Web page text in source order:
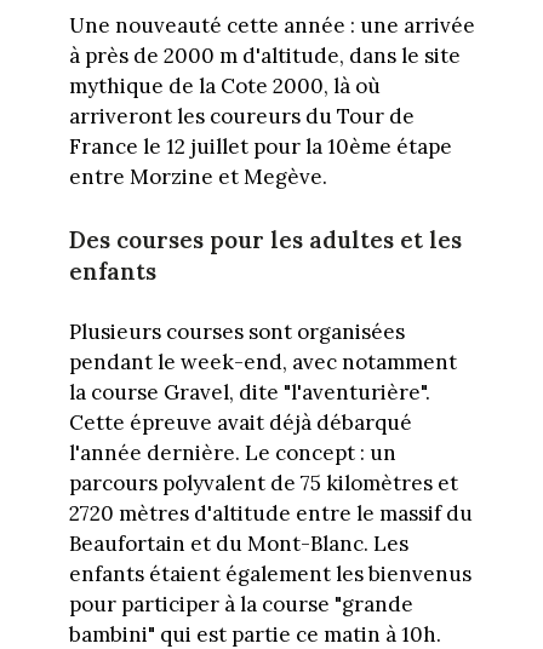
Une nouveauté cette année : une arrivée
à près de 2000 m d'altitude, dans le site
mythique de la Cote 2000, là où
arriveront les coureurs du Tour de
France le 12 juillet pour la 10ème étape
entre Morzine et Megève.
Des courses pour les adultes et les
enfants
Plusieurs courses sont organisées
pendant le week-end, avec notamment
la course Gravel, dite "l'aventurière".
Cette épreuve avait déjà débarqué
l'année dernière. Le concept : un
parcours polyvalent de 75 kilomètres et
2720 mètres d'altitude entre le massif du
Beaufortain et du Mont-Blanc. Les
enfants étaient également les bienvenus
pour participer à la course "grande
bambini" qui est partie ce matin à 10h.